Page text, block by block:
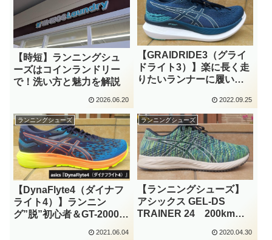
【時短】ランニングシュ
ーズはコインランドリー
で！洗い方と魅力を解説
2026.06.20
【GRAIDRIDE3（グライ
ドライト3）】楽に長く走
りたいランナーに履いて
2022.09.25
ランニングシューズ
【DynaFlyte4（ダイナフ
ライト4）】ランニン
グ”脱”初心者＆GT-2000の
2021.06.04
ランニングシューズ
【ランニングシューズ】
アシックス GEL-DS
TRAINER 24 200km走
2020.04.30